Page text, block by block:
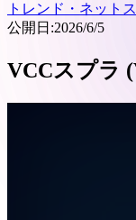
トレンド・ネット
公開日:2026/6/5
VCCスプラ